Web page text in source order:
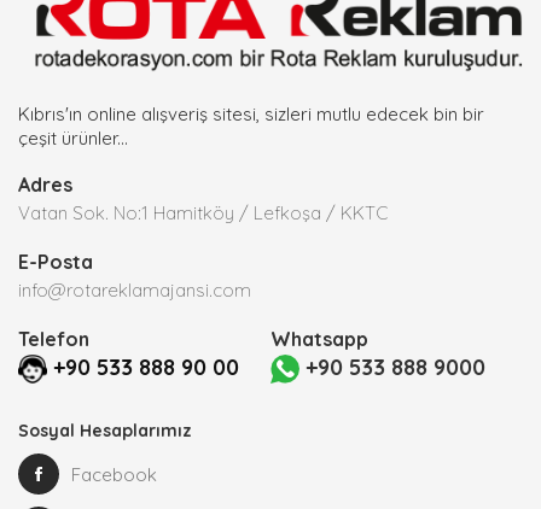
Kıbrıs'ın online alışveriş sitesi, sizleri mutlu edecek bin bir
çeşit ürünler...
Adres
Vatan Sok. No:1 Hamitköy / Lefkoşa / KKTC
E-Posta
info@rotareklamajansi.com
Telefon
+90 533 888 90 00
Whatsapp
+90 533 888 9000
Sosyal Hesaplarımız
Facebook